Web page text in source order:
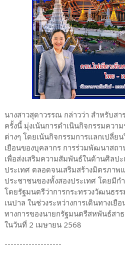
นางสาวสุดาวรรณ กล่าวว่า สำหรับส
ครั้งนี้ มุ่งเน้นการดำเนินกิจกรรมควา
ต่างๆ โดยเน้นกิจกรรมการแลกเปลี่ย
เยือนของบุคลากร การร่วมพัฒนาสถ
เพื่อส่งเสริมความสัมพันธ์ในด้านศิลป
ประเทศ ตลอดจนเสริมสร้างมิตรภาพ
ประชาชนของทั้งสองประเทศ โดยมี
โดยรัฐมนตรีว่าการกระทรวงวัฒนธร
เนปาล ในช่วงระหว่างการเดินทางเยื
ทางการของนายกรัฐมนตรีสหพันธ์สา
ในวันที่ 2 เมษายน 2568
-------------------